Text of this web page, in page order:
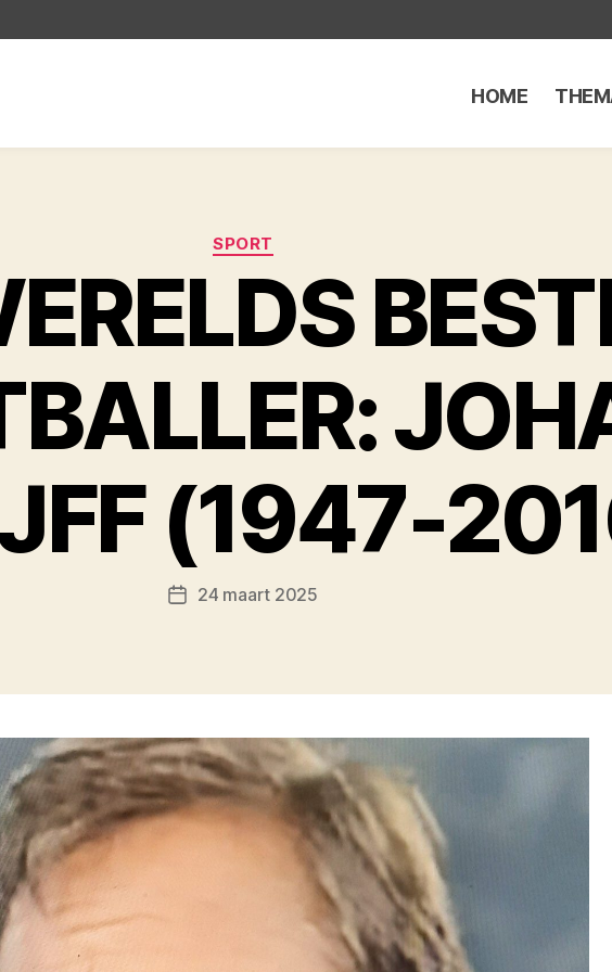
HOME
Categorieën
SPORT
(1947-
Berichtdatum
24 maart 2025